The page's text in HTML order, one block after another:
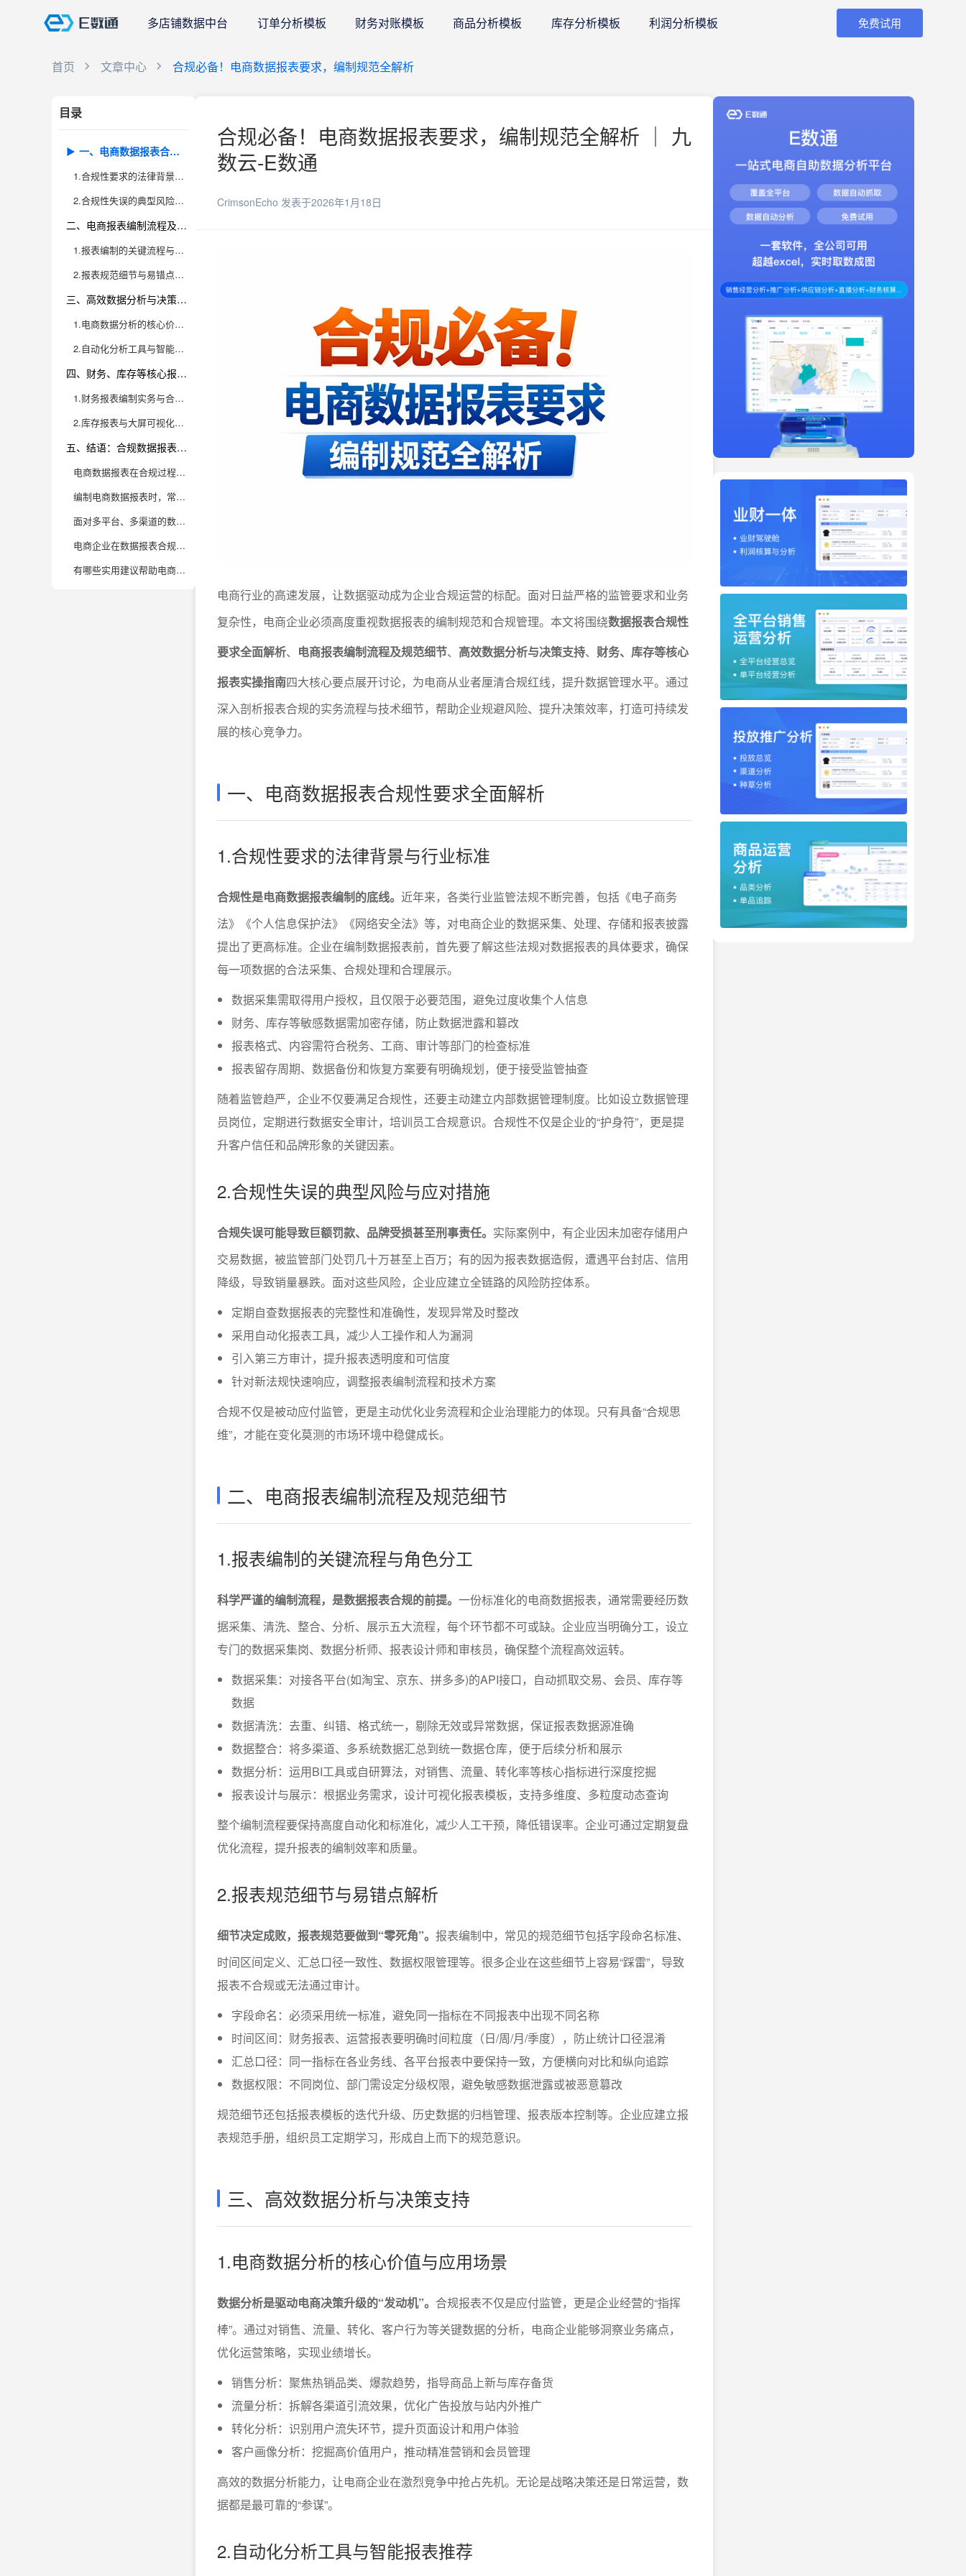
多店铺数据中台 订单分析模板 财务对账模板 商品分析模板 库存分析模板 利润分析模板 免费试用
首页 文章中心 合规必备！电商数据报表要求，编制规范全解析
目录
一、电商数据报表合规性要求全面解析
1.合规性要求的法律背景与行业标准
2.合规性失误的典型风险与应对措施
二、电商报表编制流程及规范细节
1.报表编制的关键流程与角色分工
2.报表规范细节与易错点解析
三、高效数据分析与决策支持
1.电商数据分析的核心价值与应用场景
2.自动化分析工具与智能报表推荐
四、财务、库存等核心报表实操指南
1.财务报表编制实务与合规要点
2.库存报表与大屏可视化实操技巧
五、结语：合规数据报表赋能电商高质量发展
电商数据报表在合规过程中有哪些必须关注的核心要求？
编制电商数据报表时，常见的规范误区有哪些，企业应该如何规避？
面对多平台、多渠道的数据整合，合规报表该如何高效编制？
电商企业在数据报表合规方面，如何应对监管政策的动态调整？
有哪些实用建议帮助电商企业构建高标准的数据报表合规体系？
合规必备！电商数据报表要求，编制规范全解析 ｜ 九
数云-E数通
CrimsonEcho 发表于2026年1月18日
电商行业的高速发展，让数据驱动成为企业合规运营的标配。面对日益严格的监管要求和业务
复杂性，电商企业必须高度重视数据报表的编制规范和合规管理。本文将围绕数据报表合规性
要求全面解析、 电商报表编制流程及规范细节、 高效数据分析与决策支持、 财务、库存等核心
报表实操指南四大核心要点展开讨论，为电商从业者厘清合规红线，提升数据管理水平。通过
深入剖析报表合规的实务流程与技术细节，帮助企业规避风险、提升决策效率，打造可持续发
展的核心竞争力。
一、电商数据报表合规性要求全面解析
1.合规性要求的法律背景与行业标准
合规性是电商数据报表编制的底线。 近年来，各类行业监管法规不断完善，包括《电子商务
法》《个人信息保护法》《网络安全法》等，对电商企业的数据采集、处理、存储和报表披露
提出了更高标准。企业在编制数据报表前，首先要了解这些法规对数据报表的具体要求，确保
每一项数据的合法采集、合规处理和合理展示。
数据采集需取得用户授权，且仅限于必要范围，避免过度收集个人信息
财务、库存等敏感数据需加密存储，防止数据泄露和篡改
报表格式、内容需符合税务、工商、审计等部门的检查标准
报表留存周期、数据备份和恢复方案要有明确规划，便于接受监管抽查
随着监管趋严，企业不仅要满足合规性，还要主动建立内部数据管理制度。比如设立数据管理
员岗位，定期进行数据安全审计，培训员工合规意识。合规性不仅是企业的“护身符”，更是提
升客户信任和品牌形象的关键因素。
2.合规性失误的典型风险与应对措施
合规失误可能导致巨额罚款、品牌受损甚至刑事责任。 实际案例中，有企业因未加密存储用户
交易数据，被监管部门处罚几十万甚至上百万；有的因为报表数据造假，遭遇平台封店、信用
降级，导致销量暴跌。面对这些风险，企业应建立全链路的风险防控体系。
定期自查数据报表的完整性和准确性，发现异常及时整改
采用自动化报表工具，减少人工操作和人为漏洞
引入第三方审计，提升报表透明度和可信度
针对新法规快速响应，调整报表编制流程和技术方案
合规不仅是被动应付监管，更是主动优化业务流程和企业治理能力的体现。只有具备“合规思
维”，才能在变化莫测的市场环境中稳健成长。
二、电商报表编制流程及规范细节
1.报表编制的关键流程与角色分工
科学严谨的编制流程，是数据报表合规的前提。 一份标准化的电商数据报表，通常需要经历数
据采集、清洗、整合、分析、展示五大流程，每个环节都不可或缺。企业应当明确分工，设立
专门的数据采集岗、数据分析师、报表设计师和审核员，确保整个流程高效运转。
数据采集：对接各平台(如淘宝、京东、拼多多)的API接口，自动抓取交易、会员、库存等
数据
数据清洗：去重、纠错、格式统一，剔除无效或异常数据，保证报表数据源准确
数据整合：将多渠道、多系统数据汇总到统一数据仓库，便于后续分析和展示
数据分析：运用BI工具或自研算法，对销售、流量、转化率等核心指标进行深度挖掘
报表设计与展示：根据业务需求，设计可视化报表模板，支持多维度、多粒度动态查询
整个编制流程要保持高度自动化和标准化，减少人工干预，降低错误率。企业可通过定期复盘
优化流程，提升报表的编制效率和质量。
2.报表规范细节与易错点解析
细节决定成败，报表规范要做到“零死角”。 报表编制中，常见的规范细节包括字段命名标准、
时间区间定义、汇总口径一致性、数据权限管理等。很多企业在这些细节上容易“踩雷”，导致
报表不合规或无法通过审计。
字段命名：必须采用统一标准，避免同一指标在不同报表中出现不同名称
时间区间：财务报表、运营报表要明确时间粒度（日/周/月/季度），防止统计口径混淆
汇总口径：同一指标在各业务线、各平台报表中要保持一致，方便横向对比和纵向追踪
数据权限：不同岗位、部门需设定分级权限，避免敏感数据泄露或被恶意篡改
规范细节还包括报表模板的迭代升级、历史数据的归档管理、报表版本控制等。企业应建立报
表规范手册，组织员工定期学习，形成自上而下的规范意识。
三、高效数据分析与决策支持
1.电商数据分析的核心价值与应用场景
数据分析是驱动电商决策升级的“发动机”。 合规报表不仅是应付监管，更是企业经营的“指挥
棒”。通过对销售、流量、转化、客户行为等关键数据的分析，电商企业能够洞察业务痛点，
优化运营策略，实现业绩增长。
销售分析：聚焦热销品类、爆款趋势，指导商品上新与库存备货
流量分析：拆解各渠道引流效果，优化广告投放与站内外推广
转化分析：识别用户流失环节，提升页面设计和用户体验
客户画像分析：挖掘高价值用户，推动精准营销和会员管理
高效的数据分析能力，让电商企业在激烈竞争中抢占先机。无论是战略决策还是日常运营，数
据都是最可靠的“参谋”。
2.自动化分析工具与智能报表推荐